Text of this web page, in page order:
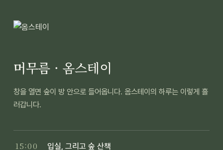
머무름 · 옴스테이
창을 열면 숲이 방 안으로 들어옵니다. 옴스테이의 하루는 이렇게 흘
러갑니다.
15:00 입실, 그리고 숲 산책